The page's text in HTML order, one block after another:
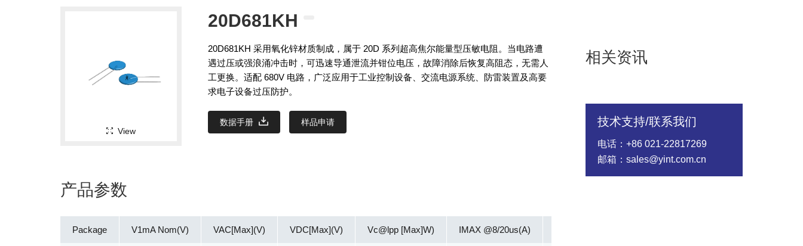
View
20D681KH
20D681KH 采用氧化锌材质制成，属于 20D 系列超高焦尔能量型压敏电阻。当电路遭
遇过压或强浪涌冲击时，可迅速导通泄流并钳位电压，故障消除后恢复高阻态，无需人
工更换。适配 680V 电路，广泛应用于工业控制设备、交流电源系统、防雷装置及高要
求电子设备过压防护。
数据手册 样品申请
产品参数
Package V1mA Nom(V) VAC[Max](V) VDC[Max](V) Vc@lpp [Max]W) IMAX @8/20us(A)
相关资讯
技术支持/联系我们
电话：+86 021-22817269
邮箱：sales@yint.com.cn